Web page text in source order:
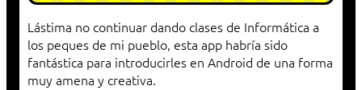
Lástima no continuar dando clases de Informática a
los peques de mi pueblo, esta app habría sido
fantástica para introducirles en Android de una forma
muy amena y creativa.